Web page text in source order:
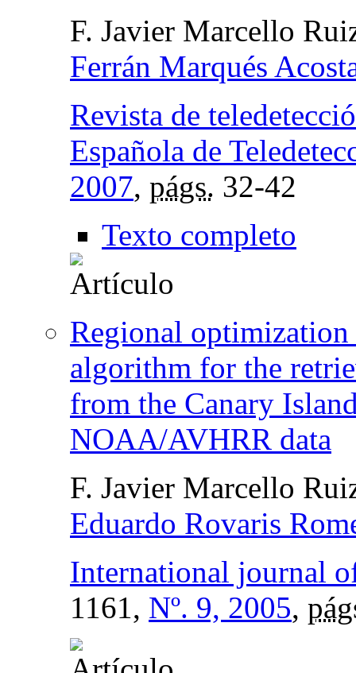
F. Javier Marcello
Ferrán Marqués
Revista de
Española de
2007, págs. 32-42
Texto completo
Regional
algorithm for the
from the Canary
NOAA/AVHRR data
F. Javier Marcello
Eduardo Rovaris
International journal
1161, Nº. 9, 2005,